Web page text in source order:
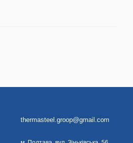
thermasteel.groop@gmail.com